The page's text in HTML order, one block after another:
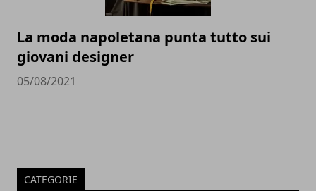
La moda napoletana punta tutto sui
giovani designer
05/08/2021
CATEGORIE